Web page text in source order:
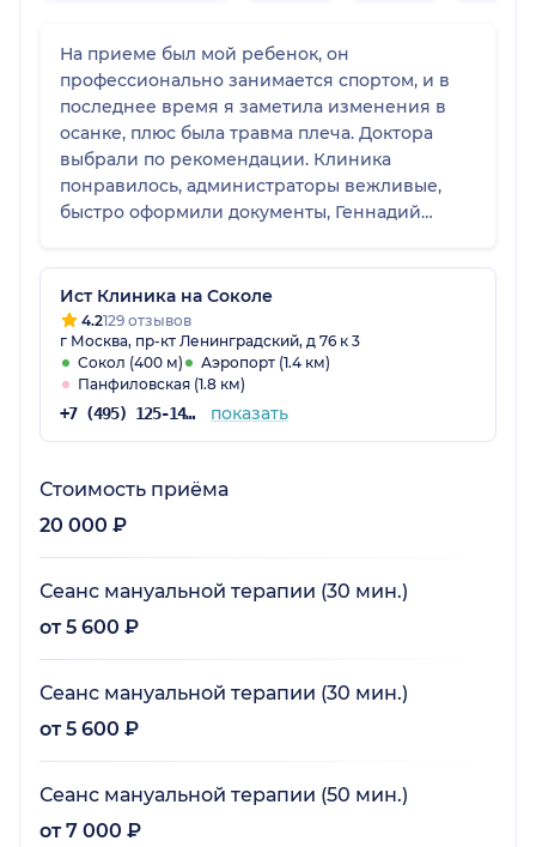
На приеме был мой ребенок, он
профессионально занимается спортом, и в
последнее время я заметила изменения в
осанке, плюс была травма плеча. Доктора
выбрали по рекомендации. Клиника
понравилось, администраторы вежливые,
быстро оформили документы, Геннадий
чувствуется профессионализм и большой
опыт. На первом приеме обозначил проблему
и решил её, обязательно продолжим
лечение.
Ист Клиника на Соколе
4.2129 отзывов
г Москва, пр-кт Ленинградский, д 76 к 3
Сокол (400 м)
Аэропорт (1.4 км)
Панфиловская (1.8 км)
+7 (495) 125-14-89 показать
Стоимость приёма
20 000 ₽
Сеанс мануальной терапии (30 мин.)
от 5 600 ₽
Сеанс мануальной терапии (30 мин.)
от 5 600 ₽
Сеанс мануальной терапии (50 мин.)
от 7 000 ₽